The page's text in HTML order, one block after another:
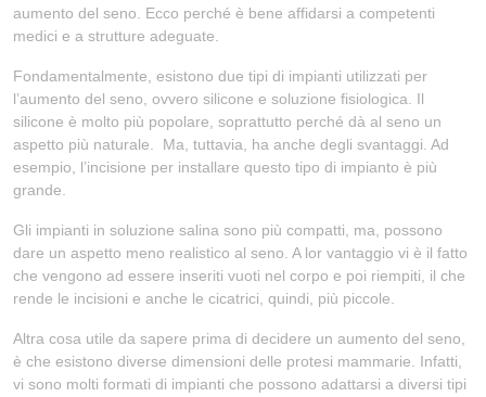
aumento del seno. Ecco perché è bene affidarsi a competenti
medici e a strutture adeguate.
Fondamentalmente, esistono due tipi di impianti utilizzati per
l’aumento del seno, ovvero silicone e soluzione fisiologica. Il
silicone è molto più popolare, soprattutto perché dà al seno un
aspetto più naturale. Ma, tuttavia, ha anche degli svantaggi. Ad
esempio, l’incisione per installare questo tipo di impianto è più
grande.
Gli impianti in soluzione salina sono più compatti, ma, possono
dare un aspetto meno realistico al seno. A lor vantaggio vi è il fatto
che vengono ad essere inseriti vuoti nel corpo e poi riempiti, il che
rende le incisioni e anche le cicatrici, quindi, più piccole.
Altra cosa utile da sapere prima di decidere un aumento del seno,
è che esistono diverse dimensioni delle protesi mammarie. Infatti,
vi sono molti formati di impianti che possono adattarsi a diversi tipi